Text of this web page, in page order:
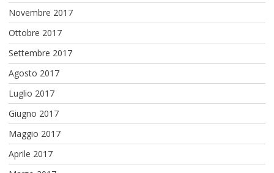
Novembre 2017
Ottobre 2017
Settembre 2017
Agosto 2017
Luglio 2017
Giugno 2017
Maggio 2017
Aprile 2017